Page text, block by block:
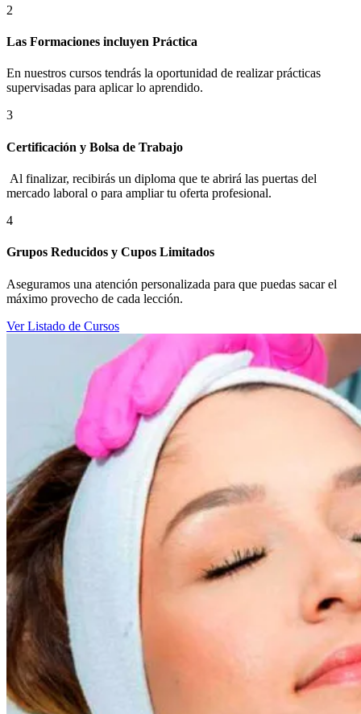
2
Las Formaciones incluyen Práctica
En nuestros cursos tendrás la oportunidad de realizar prácticas
supervisadas para aplicar lo aprendido.
3
Certificación y Bolsa de Trabajo
Al finalizar, recibirás un diploma que te abrirá las puertas del
mercado laboral o para ampliar tu oferta profesional.
4
Grupos Reducidos y Cupos Limitados
Aseguramos una atención personalizada para que puedas sacar el
máximo provecho de cada lección.
Ver Listado de Cursos